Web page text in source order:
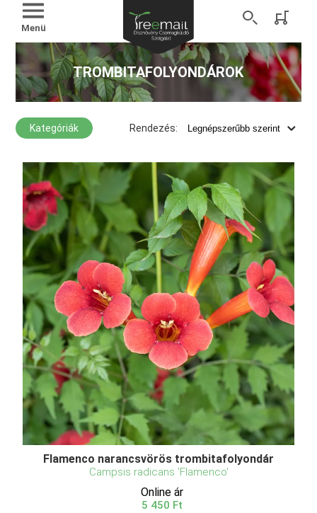
Menü
TROMBITAFOLYONDÁROK
Kategóriák Rendezés:
Flamenco narancsvörös trombitafolyondár
Campsis radicans 'Flamenco'
Online ár
5 450 Ft